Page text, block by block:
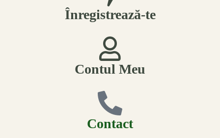
Înregistrează-te
Contul Meu
Contact